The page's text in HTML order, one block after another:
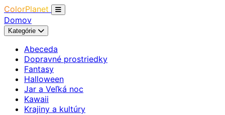
ColorPlanet
Domov
Kategórie
Abeceda
Dopravné prostriedky
Fantasy
Halloween
Jar a Veľká noc
Kawaii
Krajiny a kultúry